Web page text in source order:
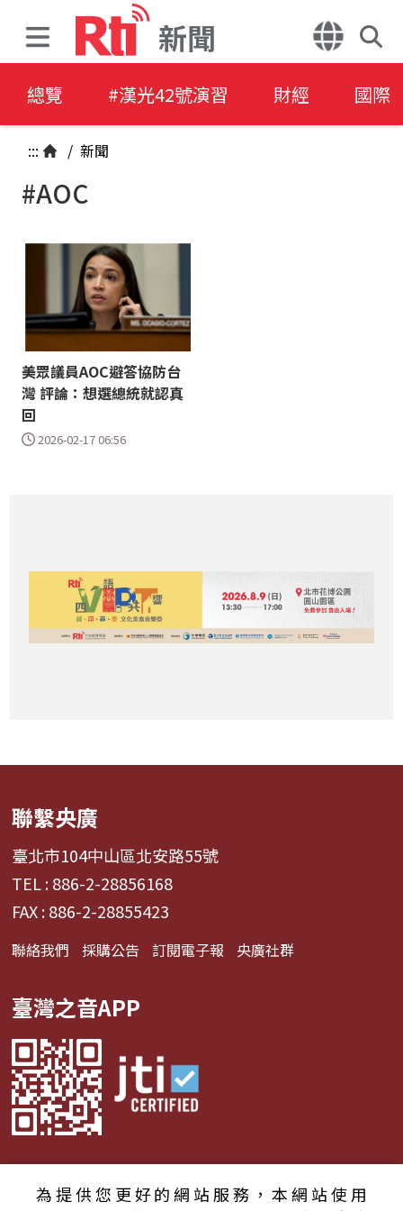
新聞
總覽 #漢光42號演習 財經 國際
::: / 新聞
#AOC
美眾議員AOC避答協防台
灣 評論：想選總統就認真
回
2026-02-17 06:56
聯繫央廣
臺北市104中山區北安路55號
TEL : 886-2-28856168
FAX : 886-2-28855423
聯絡我們 採購公告 訂閱電子報 央廣社群
臺灣之音APP
為提供您更好的網站服務，本網站使用